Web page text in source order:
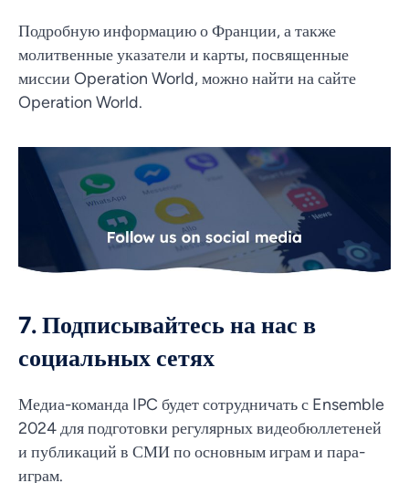
Подробную информацию о Франции, а также
молитвенные указатели и карты, посвященные
миссии Operation World, можно найти на сайте
Operation World.
7. Подписывайтесь на нас в
социальных сетях
Медиа-команда IPC будет сотрудничать с Ensemble
2024 для подготовки регулярных видеобюллетеней
и публикаций в СМИ по основным играм и пара-
играм.